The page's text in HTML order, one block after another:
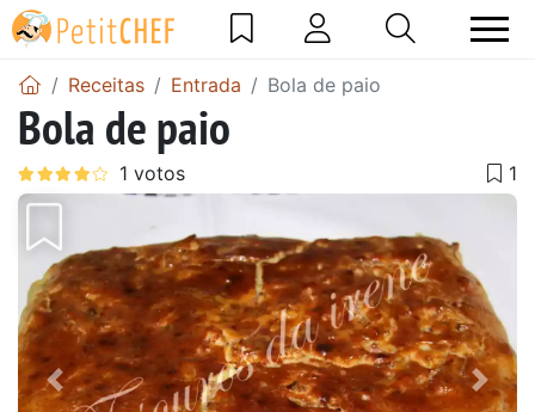
Receitas Entrada Bola de paio
Bola de paio
Anterior Next